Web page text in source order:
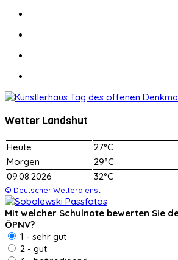
Wetter Landshut
Heute
27°C
Morgen
29°C
09.08.2026
32°C
© Deutscher Wetterdienst
Mit welcher Schulnote bewerten Sie
ÖPNV?
1 - sehr gut
2 - gut